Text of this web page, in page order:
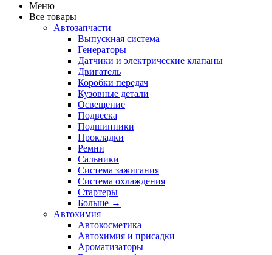
Меню
Все товары
Автозапчасти
Выпускная система
Генераторы
Датчики и электрические клапаны
Двигатель
Коробки передач
Кузовные детали
Освещение
Подвеска
Подшипники
Прокладки
Ремни
Сальники
Система зажигания
Система охлаждения
Стартеры
Больше →
Автохимия
Автокосметика
Автохимия и присадки
Ароматизаторы